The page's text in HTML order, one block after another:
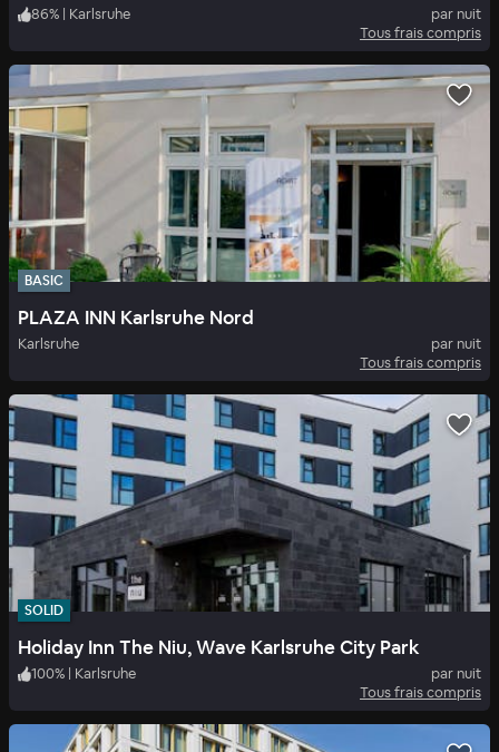
86% Karlsruhe
par nuit
Tous frais compris
BASIC
PLAZA INN Karlsruhe Nord
Karlsruhe
par nuit
Tous frais compris
SOLID
Holiday Inn The Niu, Wave Karlsruhe City Park
100% | Karlsruhe
par nuit
Tous frais compris